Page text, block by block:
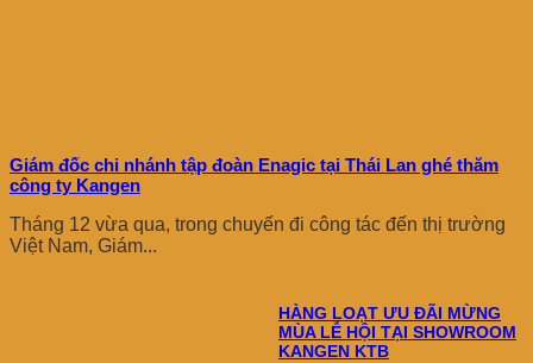
Giám đốc chi nhánh tập đoàn Enagic tại Thái Lan ghé thăm
công ty Kangen
Tháng 12 vừa qua, trong chuyến đi công tác đến thị trường
Việt Nam, Giám...
HÀNG LOẠT ƯU ĐÃI MỪNG
MÙA LỄ HỘI TẠI SHOWROOM
KANGEN KTB